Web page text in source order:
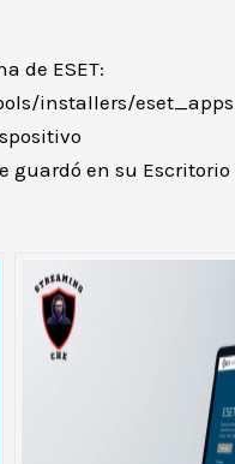
de ESET:
installers/
en su